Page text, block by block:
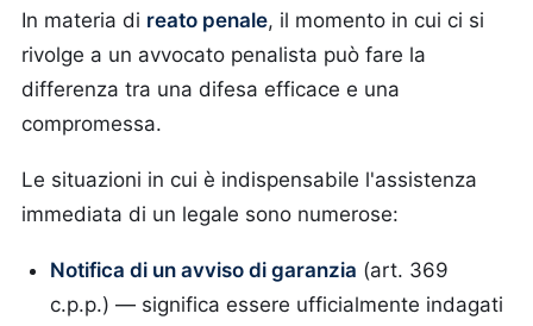
In materia di reato penale, il momento in cui ci si
rivolge a un avvocato penalista può fare la
differenza tra una difesa efficace e una
compromessa.
Le situazioni in cui è indispensabile l'assistenza
immediata di un legale sono numerose:
Notifica di un avviso di garanzia (art. 369
c.p.p.) — significa essere ufficialmente indagati